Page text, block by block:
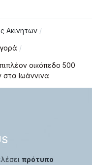
Ακινητων
οικόπεδο 500
Ιωάννινα
πρότυπο